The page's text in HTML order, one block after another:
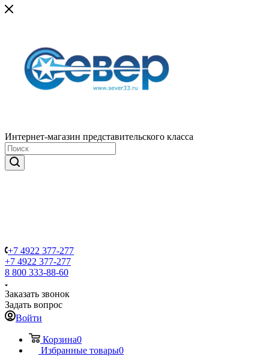
Интернет-магазин представительского класса
+7 4922 377-277
+7 4922 377-277
8 800 333-88-60
Заказать звонок
Задать вопрос
Войти
Корзина0
Избранные товары0